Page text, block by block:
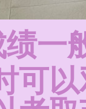
一
可